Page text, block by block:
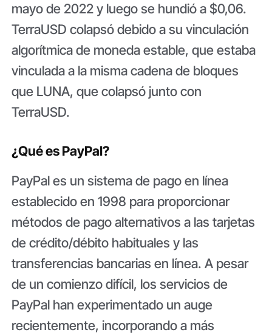
mayo de 2022 y luego se hundió a $0,06.
TerraUSD colapsó debido a su vinculación
algorítmica de moneda estable, que estaba
vinculada a la misma cadena de bloques
que LUNA, que colapsó junto con
TerraUSD.
¿Qué es PayPal?
PayPal es un sistema de pago en línea
establecido en 1998 para proporcionar
métodos de pago alternativos a las tarjetas
de crédito/débito habituales y las
transferencias bancarias en línea. A pesar
de un comienzo difícil, los servicios de
PayPal han experimentado un auge
recientemente, incorporando a más